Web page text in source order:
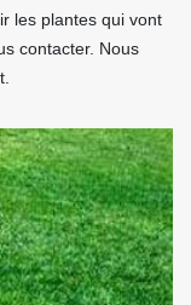
les plantes qui vont
contacter. Nous